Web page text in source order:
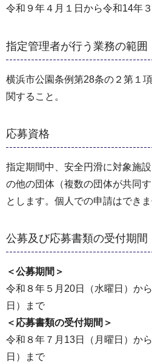
令和９年４月１日から令和14年
指定管理者が行う業務の範囲
横浜市公園条例第28条の２第１
関すること。
応募資格
指定期間中、安全円滑に対象施
の他の団体（複数の団体が共同
とします。個人での申請はできま
公募及び応募書類の受付期間
＜公募期間＞
令和８年５月20日（水曜日）か
日）まで
＜応募書類の受付期間＞
令和８年７月13日（月曜日）か
日）まで